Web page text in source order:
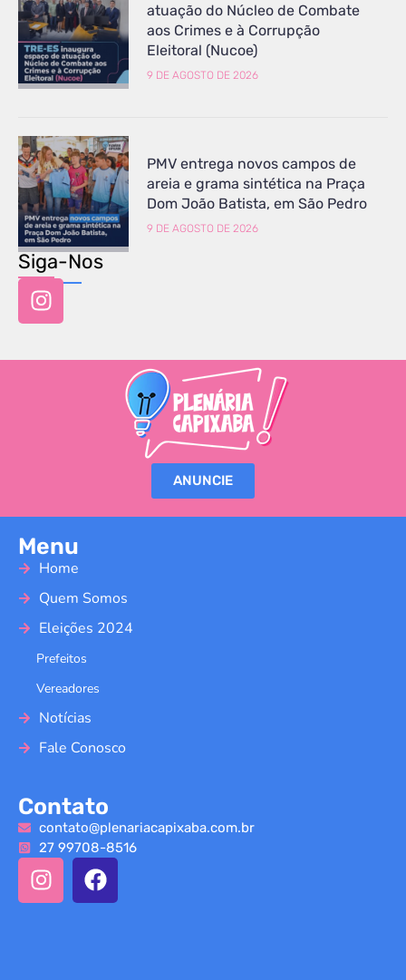
atuação do Núcleo de Combate
aos Crimes e à Corrupção
Eleitoral (Nucoe)
9 DE AGOSTO DE 2026
PMV entrega novos campos de
areia e grama sintética na Praça
Dom João Batista, em São Pedro
9 DE AGOSTO DE 2026
Siga-Nos
ANUNCIE
Menu
Home
Quem Somos
Eleições 2024
Prefeitos
Vereadores
Notícias
Fale Conosco
Contato
contato@plenariacapixaba.com.br
27 99708-8516